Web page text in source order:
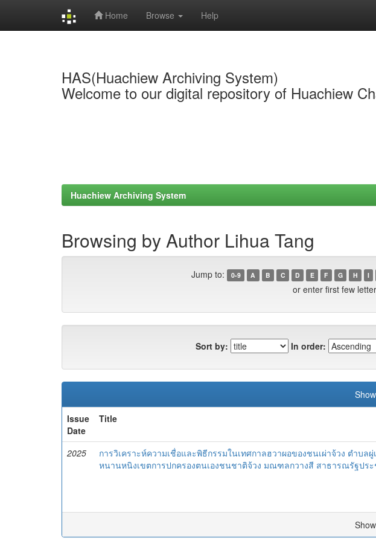
Home Browse Help
HAS(Huachiew Archiving System)
Welcome to our digital repository of Huachiew
Huachiew Archiving System
Browsing by Author Lihua Tang
Jump to: 0-9 A B C D E F G H I
or enter first few
Sort by: In order:
Issue
Date
Title
2025
การวิเคราะห์ความเชื่อและพิธีกรรมในเทศกาลฮวาผอของชนเผ่าจ้วง ตําบลผู่
หนานหนิงเขตการปกครองตนเองชนชาติจ้วง มณฑลกวางสี สาธารณรัฐปร